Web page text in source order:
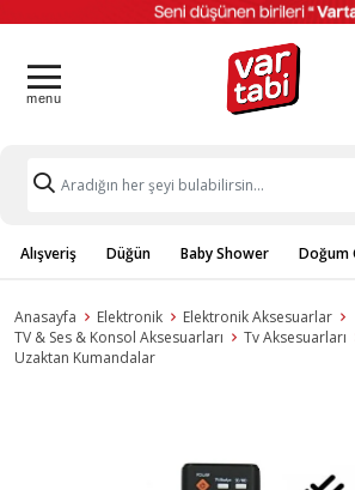
Alışveriş Düğün Baby Shower Doğum
Anasayfa Elektronik
Elektronik Aksesuarlar
TV & Ses & Konsol Aksesuarları
Tv Aksesuarları
Uzaktan Kumandalar